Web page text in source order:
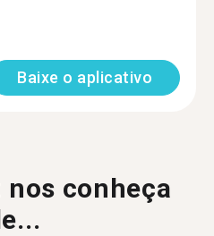
Baixe o aplicativo
nos conheça